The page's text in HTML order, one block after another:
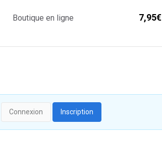
Boutique en ligne 7,95€
Connexion Inscription